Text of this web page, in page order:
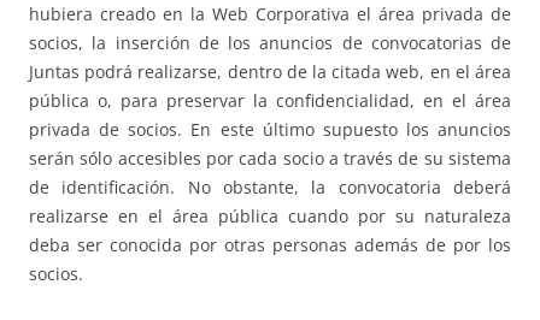
hubiera creado en la Web Corporativa el área privada de
socios, la inserción de los anuncios de convocatorias de
Juntas podrá realizarse, dentro de la citada web, en el área
pública o, para preservar la confidencialidad, en el área
privada de socios. En este último supuesto los anuncios
serán sólo accesibles por cada socio a través de su sistema
de identificación. No obstante, la convocatoria deberá
realizarse en el área pública cuando por su naturaleza
deba ser conocida por otras personas además de por los
socios.